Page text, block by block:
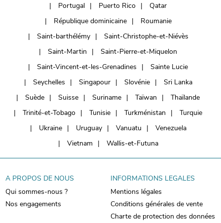
Portugal
Puerto Rico
Qatar
République dominicaine
Roumanie
Saint-barthélémy
Saint-Christophe-et-Niévès
Saint-Martin
Saint-Pierre-et-Miquelon
Saint-Vincent-et-les-Grenadines
Sainte Lucie
Seychelles
Singapour Slovénie
Sri Lanka
Suède
Suisse Suriname Taïwan
Thaïlande
Trinité-et-Tobago
Tunisie Turkménistan
Turquie
Ukraine
Uruguay Vanuatu
Venezuela
Vietnam
Wallis-et-Futuna
A PROPOS DE NOUS
Qui sommes-nous ?
Nos engagements
INFORMATIONS LEGALES
Mentions légales
Conditions générales de vente
Charte de protection des données